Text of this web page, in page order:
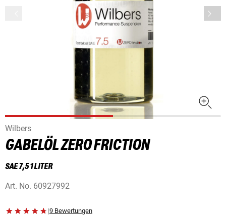
Wilbers
GABELÖL ZERO FRICTION
SAE 7,5 1 LITER
Art. No. 60927992
|9 Bewertungen